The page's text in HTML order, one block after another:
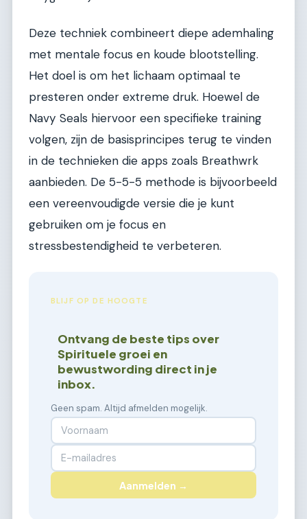
Deze techniek combineert diepe ademhaling
met mentale focus en koude blootstelling.
Het doel is om het lichaam optimaal te
presteren onder extreme druk. Hoewel de
Navy Seals hiervoor een specifieke training
volgen, zijn de basisprincipes terug te vinden
in de technieken die apps zoals Breathwrk
aanbieden. De 5-5-5 methode is bijvoorbeeld
een vereenvoudigde versie die je kunt
gebruiken om je focus en
stressbestendigheid te verbeteren.
BLIJF OP DE HOOGTE
Ontvang de beste tips over
Spirituele groei en
bewustwording direct in je
inbox.
Geen spam. Altijd afmelden mogelijk.
Aanmelden →